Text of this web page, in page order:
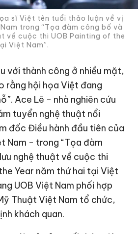
sĩ Việt tên tuổi thảo luận về vị
trong “Tọa đàm công bố và
về cuộc thi UOB Painting of the
Việt Nam”.
với thành công ở nhiều mặt,
rằng hội họa Việt đang
Ace Lê - nhà nghiên cứu
tuyển nghệ thuật nổi
đốc Điều hành đầu tiên của
Nam - trong “Tọa đàm
nghệ thuật về cuộc thi
Year năm thứ hai tại Việt
UOB Việt Nam phối hợp
Thuật Việt Nam tổ chức,
khách quan.